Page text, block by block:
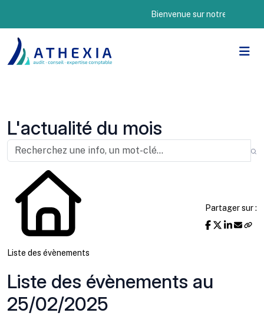
Bienvenue sur notre nouveau
L'actualité du mois
Liste des évènements
Partager sur :
Liste des évènements au
25/02/2025